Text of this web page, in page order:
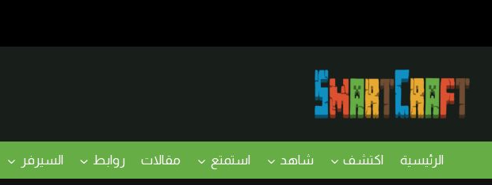
الرئيسية اكتشف شاهد استمتع مقالات روابط السيرفر